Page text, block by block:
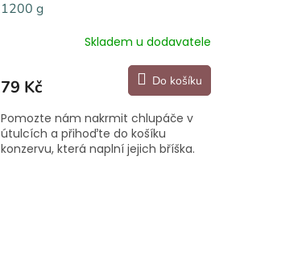
R
M
A
1200 g
Skladem u dodavatele
79 Kč Do košíku
Pomozte nám nakrmit chlupáče v
útulcích a přihoďte do košíku
konzervu, která naplní jejich bříška.